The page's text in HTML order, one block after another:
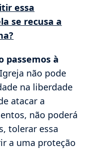
essa
se recusa a
passemos à
não pode
na liberdade
atacar a
não poderá
tolerar essa
a uma proteção